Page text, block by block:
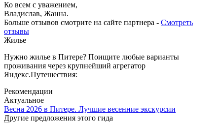
Ко всем с уважением,
Владислав, Жанна.
Больше отзывов смотрите на сайте партнера - Смотреть
отзывы
Жилье
Нужно жилье в Питере? Поищите любые варианты
проживания через крупнейший агрегатор
Яндекс.Путешествия:
Рекомендации
Актуальное
Весна 2026 в Питере. Лучшие весенние экскурсии
Другие предложения этого гида